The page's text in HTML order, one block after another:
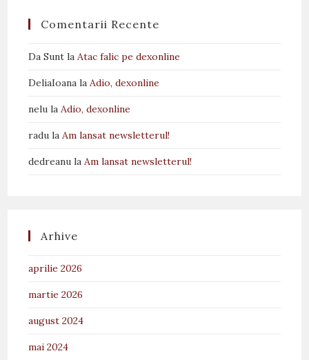
Comentarii Recente
Da Sunt laAtac falic pe dexonline
DeliaIoana laAdio, dexonline
nelu laAdio, dexonline
radu laAm lansat newsletterul!
dedreanu laAm lansat newsletterul!
Arhive
aprilie 2026
martie 2026
august 2024
mai 2024